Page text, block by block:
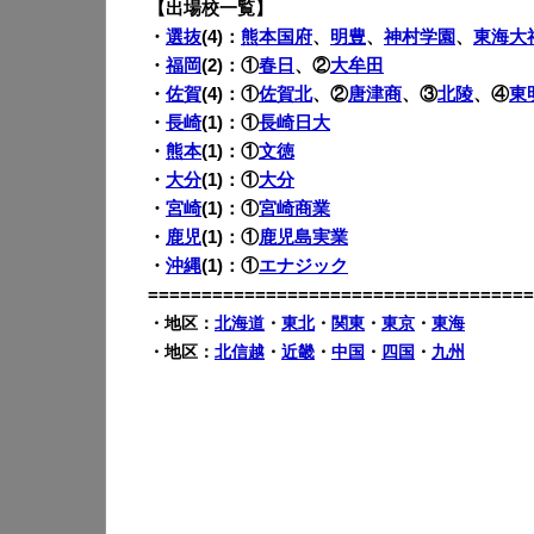
【出場校一覧】
・ 選抜(4)： 熊本国府、 明豊、 神村学園、 東海大
・ 福岡(2)：①春日 、②大牟田
・ 佐賀(4)：①佐賀北、②唐津商、③北陵、④東
・ 長崎(1)：①長崎日大
・ 熊本(1)：①文徳
・ 大分(1)：①大分
・ 宮崎(1)：①宮崎商業
・ 鹿児(1)：①鹿児島実業
・ 沖縄(1)：①エナジック
・地区： 北海道 ・ 東北・ 関東 ・ 東京 ・ 東海
・地区： 北信越 ・ 近畿 ・ 中国 ・ 四国 ・ 九州